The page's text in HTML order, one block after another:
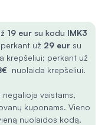
19 eur su kodu IMK3
už 29 eur su
krepšeliui; perkant už
nuolaida krepšeliui.
negalioja vaistams,
kuponams. Vieno
nuolaidos kodą.